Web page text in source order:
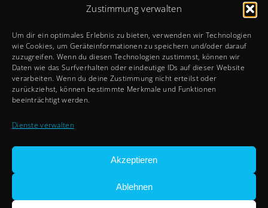
Zustimmung verwalten
Um dir ein optimales Erlebnis zu bieten, verwenden wir Technologien
wie Cookies, um Geräteinformationen zu speichern und/oder darauf
zuzugreifen. Wenn du diesen Technologien zustimmst, können wir
Daten wie das Surfverhalten oder eindeutige IDs auf dieser Website
verarbeiten. Wenn du deine Zustimmung nicht erteilst oder
zurückziehst, können bestimmte Merkmale und Funktionen
beeinträchtigt werden.
Dienste verwalten
Akzeptieren
Ablehnen
Fr: 8 – 12 + 13 – 15 Uhr
Sa + So: Geschlossen
Rechtliches